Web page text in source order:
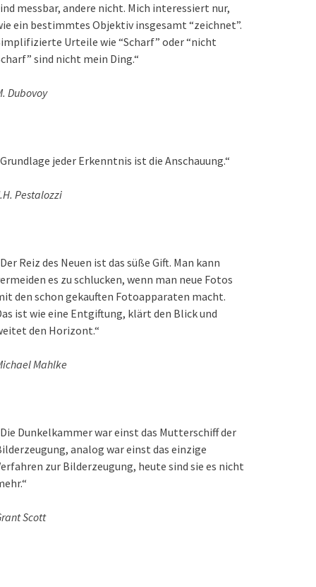
messbar, andere nicht. Mich interessiert nur,
ein bestimmtes Objektiv insgesamt “zeichnet”.
Urteile wie “Scharf” oder “nicht
sind nicht mein Ding.“
Dubovoy
jeder Erkenntnis ist die Anschauung.“
Pestalozzi
Reiz des Neuen ist das süße Gift. Man kann
es zu schlucken, wenn man neue Fotos
den schon gekauften Fotoapparaten macht.
ist wie eine Entgiftung, klärt den Blick und
den Horizont.“
Mahlke
Dunkelkammer war einst das Mutterschiff der
analog war einst das einzige
zur Bilderzeugung, heute sind sie es nicht
Scott